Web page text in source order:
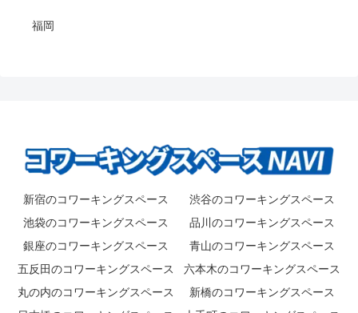
福岡
新宿のコワーキングスペース
渋谷のコワーキングスペース
池袋のコワーキングスペース
品川のコワーキングスペース
銀座のコワーキングスペース
青山のコワーキングスペース
五反田のコワーキングスペース
六本木のコワーキングスペース
丸の内のコワーキングスペース
新橋のコワーキングスペース